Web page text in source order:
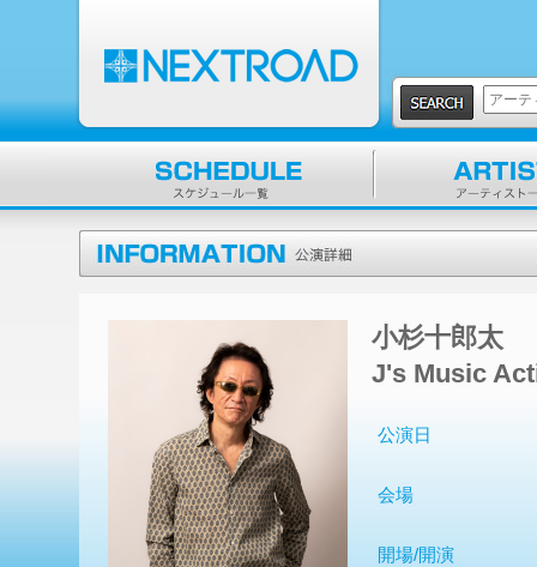
小杉十郎太
J's Music
公演日
会場
開場/開演